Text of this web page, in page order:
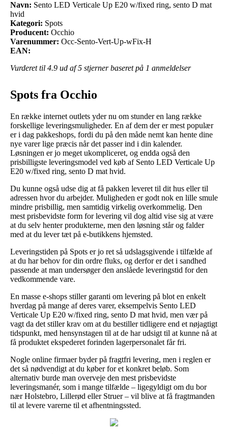
Navn: Sento LED Verticale Up E20 w/fixed ring, sento D mat
hvid
Kategori: Spots
Producent: Occhio
Varenummer: Occ-Sento-Vert-Up-wFix-H
EAN:
Vurderet til 4.9 ud af 5 stjerner baseret på 1 anmeldelser
Spots fra Occhio
En række internet outlets yder nu om stunder en lang række
forskellige leveringsmuligheder. En af dem der er mest populær
er i dag pakkeshops, fordi du på den måde nemt kan hente dine
nye varer lige præcis når det passer ind i din kalender.
Løsningen er jo meget ukompliceret, og endda også den
prisbilligste leveringsmodel ved køb af Sento LED Verticale Up
E20 w/fixed ring, sento D mat hvid.
Du kunne også udse dig at få pakken leveret til dit hus eller til
adressen hvor du arbejder. Muligheden er godt nok en lille smule
mindre prisbillig, men samtidig virkelig overkommelig. Den
mest prisbevidste form for levering vil dog altid vise sig at være
at du selv henter produkterne, men den løsning står og falder
med at du lever tæt på e-butikkens hjemsted.
Leveringstiden på Spots er jo ret så udslagsgivende i tilfælde af
at du har behov for din ordre fluks, og derfor er det i sandhed
passende at man undersøger den anslåede leveringstid for den
vedkommende vare.
En masse e-shops stiller garanti om levering på blot en enkelt
hverdag på mange af deres varer, eksempelvis Sento LED
Verticale Up E20 w/fixed ring, sento D mat hvid, men vær på
vagt da det stiller krav om at du bestiller tidligere end et nøjagtigt
tidspunkt, med hensynstagen til at de har udsigt til at kunne nå at
få produktet ekspederet forinden lagerpersonalet får fri.
Nogle online firmaer byder på fragtfri levering, men i reglen er
det så nødvendigt at du køber for et konkret beløb. Som
alternativ burde man overveje den mest prisbevidste
leveringsmanér, som i mange tilfælde – ligegyldigt om du bor
nær Holstebro, Lillerød eller Struer – vil blive at få fragtmanden
til at levere varerne til et afhentningssted.